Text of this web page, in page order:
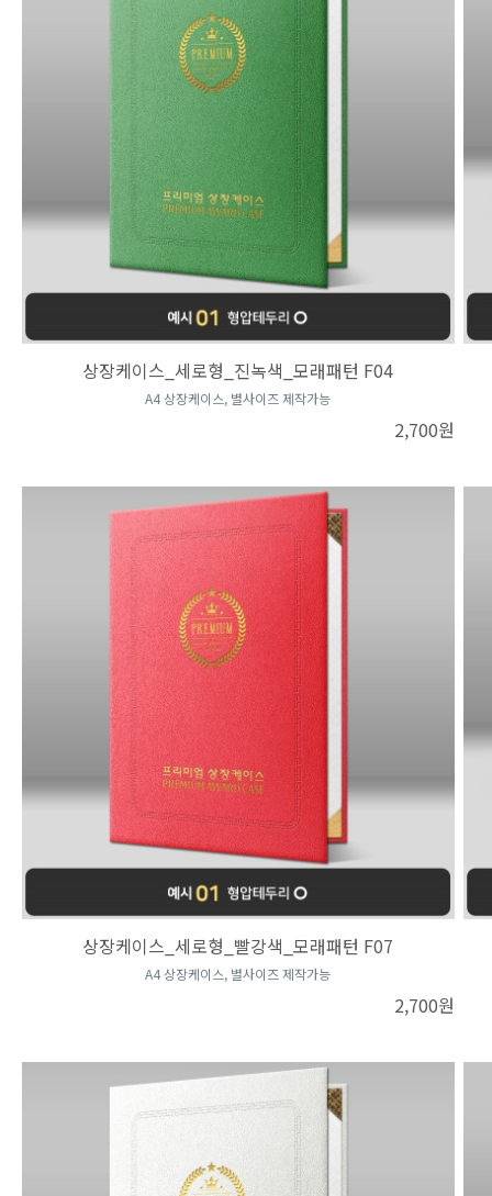
상장케이스_세로형_진녹색_모래패턴 F04
A4 상장케이스, 별사이즈 제작가능
2,700원
상장케이스_세로형_빨강색_모래패턴 F07
A4 상장케이스, 별사이즈 제작가능
2,700원